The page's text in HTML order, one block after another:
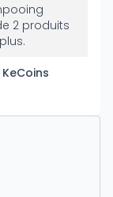
2 produits